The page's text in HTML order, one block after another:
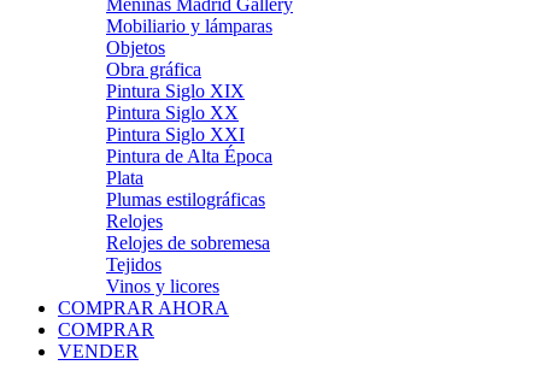
Meninas Madrid Gallery
Mobiliario y lámparas
Objetos
Obra gráfica
Pintura Siglo XIX
Pintura Siglo XX
Pintura Siglo XXI
Pintura de Alta Época
Plata
Plumas estilográficas
Relojes
Relojes de sobremesa
Tejidos
Vinos y licores
COMPRAR AHORA
COMPRAR
VENDER